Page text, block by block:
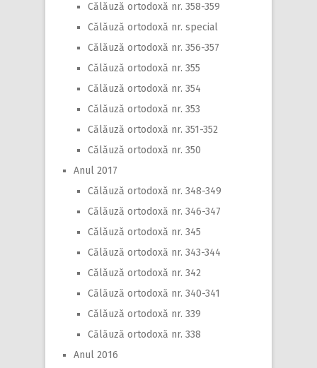
Călăuză ortodoxă nr. 358-359
Călăuză ortodoxă nr. special
Călăuză ortodoxă nr. 356-357
Călăuză ortodoxă nr. 355
Călăuză ortodoxă nr. 354
Călăuză ortodoxă nr. 353
Călăuză ortodoxă nr. 351-352
Călăuză ortodoxă nr. 350
Anul 2017
Călăuză ortodoxă nr. 348-349
Călăuză ortodoxă nr. 346-347
Călăuză ortodoxă nr. 345
Călăuză ortodoxă nr. 343-344
Călăuză ortodoxă nr. 342
Călăuză ortodoxă nr. 340-341
Călăuză ortodoxă nr. 339
Călăuză ortodoxă nr. 338
Anul 2016